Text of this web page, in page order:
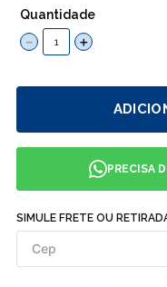
Quantidade
＋
－
PRECISA
SIMULE FRETE OU